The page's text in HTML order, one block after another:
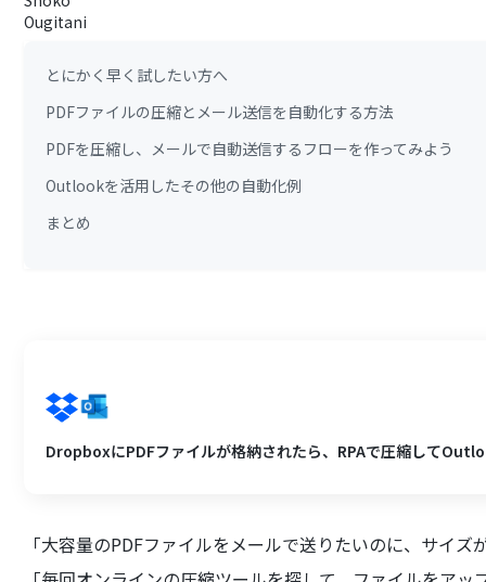
とにかく早く試したい方へ
PDFファイルの圧縮とメール送信を自動化する方法
PDFを圧縮し、メールで自動送信するフローを作ってみよう
Outlookを活用したその他の自動化例
まとめ
DropboxにPDFファイルが格納されたら、RPAで圧縮して
「大容量のPDFファイルをメールで送りたいのに、サイ